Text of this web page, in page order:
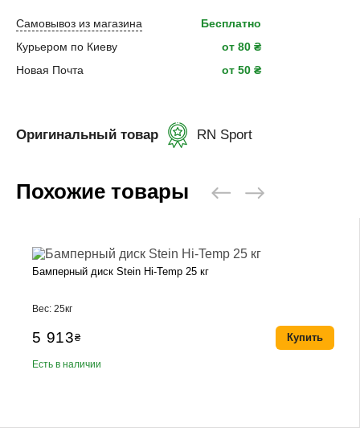
Самовывоз из магазина
Бесплатно
Курьером по Киеву
от 80 ₴
Новая Почта
от 50 ₴
Оригинальный товар RN Sport
Похожие товары
Бамперный диск Stein Hi-Temp 25 кг
Вес: 25кг
5 913₴
Есть в наличии
Купить